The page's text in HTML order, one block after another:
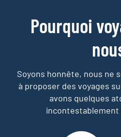
Pourquoi
Soyons honnête, nous ne
à proposer des voyages
avons quelques
incontestablement